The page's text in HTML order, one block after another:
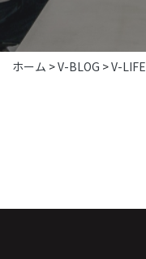
ホーム >V-BLOG >V-LIFE